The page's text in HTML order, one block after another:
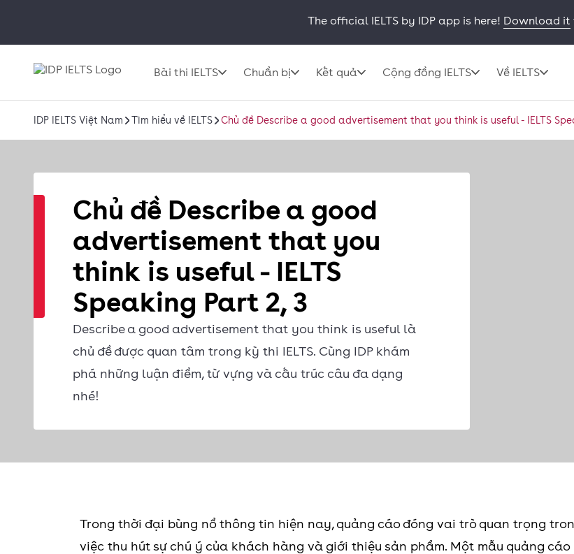
The official IELTS by IDP app is here! Download it
Bài thi IELTS Chuẩn bị Kết quả Cộng đồng IELTS Về IELTS
IDP IELTS Việt Nam Tìm hiểu về IELTS Chủ đề Describe a good advertisement that you think is useful - IELTS
Chủ đề Describe a good
advertisement that you
think is useful - IELTS
Speaking Part 2, 3
Describe a good advertisement that you think is useful là
chủ đề được quan tâm trong kỳ thi IELTS. Cùng IDP khám
phá những luận điểm, từ vựng và cấu trúc câu đa dạng
nhé!
Trong thời đại bùng nổ thông tin hiện nay, quảng cáo đóng vai trò quan trọng
việc thu hút sự chú ý của khách hàng và giới thiệu sản phẩm. Một mẫu quảng cáo